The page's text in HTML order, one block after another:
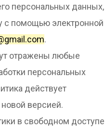
персональных данных,
с помощью электронной
.
отражены любые
персональных
действует
версией.
в свободном доступе